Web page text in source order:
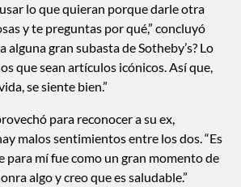
lo que quieran porque darle otra
y te preguntas por qué,” concluyó
alguna gran subasta de Sotheby’s? Lo
que sean artículos icónicos. Así que,
se siente bien.”
para reconocer a su ex,
malos sentimientos entre los dos. “Es
para mí fue como un gran momento de
algo y creo que es saludable.”